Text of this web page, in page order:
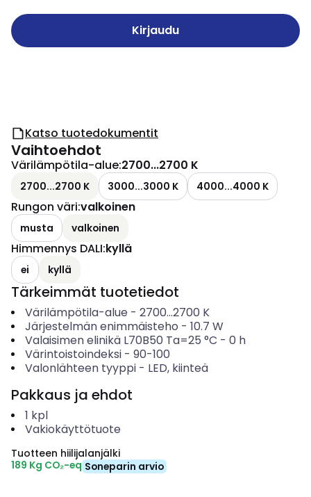
Kirjaudu
Katso tuotedokumentit
Vaihtoehdot
Värilämpötila-alue:2700...2700 K
2700...2700 K 3000...3000 K 4000...4000 K
Rungon väri:valkoinen
musta valkoinen
Himmennys DALI:kyllä
ei kyllä
Tärkeimmät tuotetiedot
Värilämpötila-alue - 2700...2700 K
Järjestelmän enimmäisteho - 10.7 W
Valaisimen elinikä L70B50 Ta=25 °C - 0 h
Värintoistoindeksi- 90-100
Valonlähteen tyyppi- LED, kiinteä
Pakkaus ja ehdot
1 kpl
Vakiokäyttötuote
Tuotteen hiilijalanjälki
189 Kg CO₂-eq Soneparin arvio